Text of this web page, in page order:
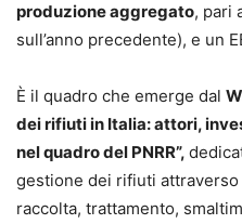
produzione aggregato, pari
sull’anno precedente), e un
È il quadro che emerge dal
dei rifiuti in Italia:attori,
nel quadro del PNRR”,
gestione dei rifiuti attraverso
raccolta, trattamento,